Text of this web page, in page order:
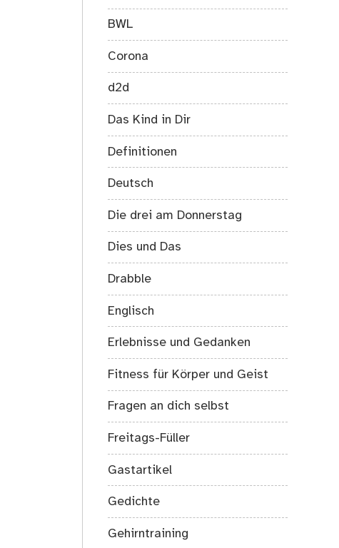
BWL
Corona
d2d
Das Kind in Dir
Definitionen
Deutsch
Die drei am Donnerstag
Dies und Das
Drabble
Englisch
Erlebnisse und Gedanken
Fitness für Körper und Geist
Fragen an dich selbst
Freitags-Füller
Gastartikel
Gedichte
Gehirntraining